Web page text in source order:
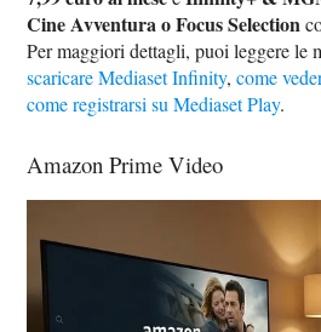
Cine Avventura o Focus Selection
Per maggiori dettagli, puoi leggere le
scaricare Mediaset Infinity,come
come registrarsi su Mediaset Play.
Amazon Prime Video